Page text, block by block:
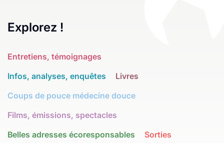
Explorez !
Entretiens, témoignages
Infos, analyses, enquêtes
Livres
Coups de pouce médecine douce
Films, émissions, spectacles
Belles adresses écoresponsables
Sorties